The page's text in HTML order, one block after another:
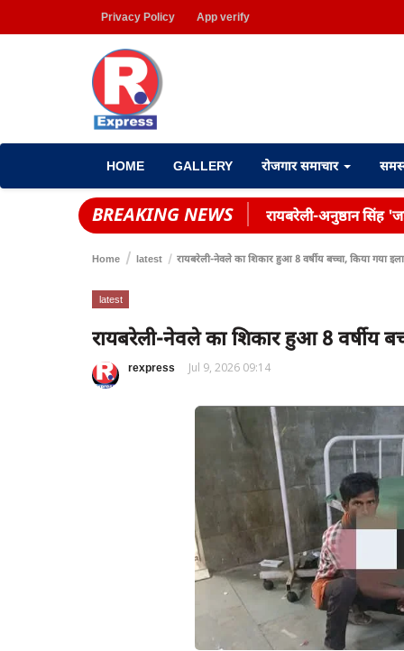
Privacy Policy App verify
HOME GALLERY रोजगार समाचार
BREAKING NEWS रायबरेली-अनुष्ठान सिंह
Home latest रायबरेली-नेवले का शिकार हुआ 8 वर्षीय बच्चा, किया गया
latest
रायबरेली-नेवले का शिकार हुआ 8 वर्षीय
rexpress Jul 9, 2026 09:14